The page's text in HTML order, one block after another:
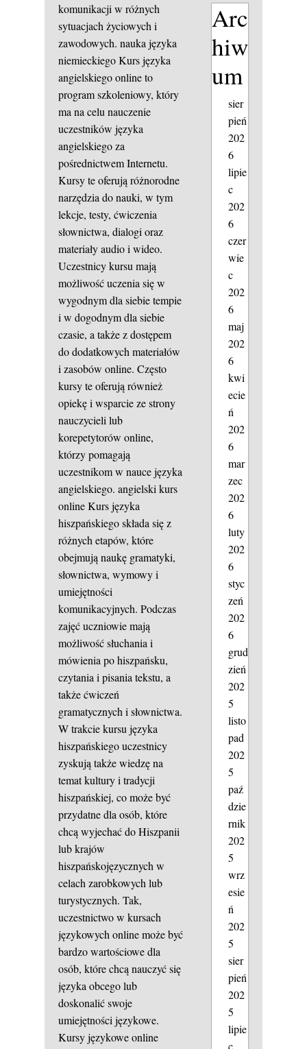
komunikacji w różnych
sytuacjach życiowych i
zawodowych. nauka języka
niemieckiegoKurs języka
angielskiego online to
program szkoleniowy, który
ma na celu nauczenie
uczestników języka
angielskiego za
pośrednictwem Internetu.
Kursy te oferują różnorodne
narzędzia do nauki, w tym
lekcje, testy, ćwiczenia
słownictwa, dialogi oraz
materiały audio i wideo.
Uczestnicy kursu mają
możliwość uczenia się w
wygodnym dla siebie tempie
i w dogodnym dla siebie
czasie, a także z dostępem
do dodatkowych materiałów
i zasobów online. Często
kursy te oferują również
opiekę i wsparcie ze strony
nauczycieli lub
korepetytorów online,
którzy pomagają
uczestnikom w nauce języka
angielskiego. angielski kurs
onlineKurs języka
hiszpańskiego składa się z
różnych etapów, które
obejmują naukę gramatyki,
słownictwa, wymowy i
umiejętności
komunikacyjnych. Podczas
zajęć uczniowie mają
możliwość słuchania i
mówienia po hiszpańsku,
czytania i pisania tekstu, a
także ćwiczeń
gramatycznych i słownictwa.
W trakcie kursu języka
hiszpańskiego uczestnicy
zyskują także wiedzę na
temat kultury i tradycji
hiszpańskiej, co może być
przydatne dla osób, które
chcą wyjechać do Hiszpanii
lub krajów
hiszpańskojęzycznych w
celach zarobkowych lub
turystycznych. Tak,
uczestnictwo w kursach
językowych online może być
bardzo wartościowe dla
osób, które chcą nauczyć się
języka obcego lub
doskonalić swoje
umiejętności językowe.
Kursy językowe online
Arc
hiw
um
sier
pień
202
6
lipie
c
202
6
czer
wie
c
202
6
maj
202
6
kwi
ecie
ń
202
6
mar
zec
202
6
luty
202
6
styc
zeń
202
6
grud
zień
202
5
listo
pad
202
5
paź
dzie
rnik
202
5
wrz
esie
ń
202
5
sier
pień
202
5
lipie
c